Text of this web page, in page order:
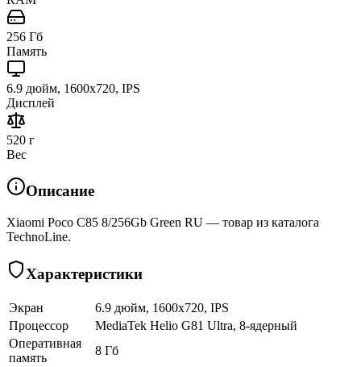
256 Гб
Память
6.9 дюйм, 1600x720, IPS
Дисплей
520 г
Вес
Описание
Xiaomi Poco C85 8/256Gb Green RU — товар из каталога
TechnoLine.
Характеристики
Экран
6.9 дюйм, 1600x720, IPS
Процессор
MediaTek Helio G81 Ultra, 8-ядерный
Оперативная
память
8 Гб